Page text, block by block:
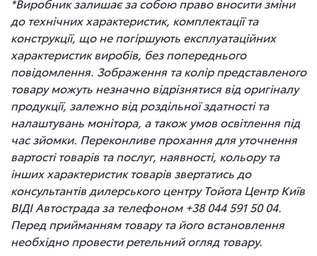
*Виробник залишає за собою право вносити зміни
до технічних характеристик, комплектації та
конструкції, що не погіршують експлуатаційних
характеристик виробів, без попереднього
повідомлення. Зображення та колір представленого
товару можуть незначно відрізнятися від оригіналу
продукції, залежно від роздільної здатності та
налаштувань монітора, а також умов освітлення під
час зйомки. Переконливе прохання для уточнення
вартості товарів та послуг, наявності, кольору та
інших характеристик товарів звертатись до
консультантів дилерського центру Тойота Центр Київ
ВІДІ Автострада за телефоном +38 044 591 50 04.
Перед прийманням товару та його встановлення
необхідно провести ретельний огляд товару.